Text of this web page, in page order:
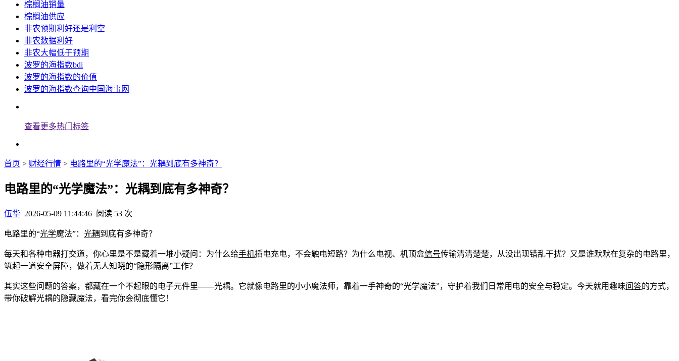
棕榈油销量
棕榈油供应
非农预期利好还是利空
非农数据利好
非农大幅低于预期
波罗的海指数bdi
波罗的海指数的价值
波罗的海指数查询中国海事网
查看更多热门标签
首页 > 财经行情 > 电路里的“光学魔法”：光耦到底有多神奇？
电路里的“光学魔法”：光耦到底有多神奇？
伍华 2026-05-09 11:44:46 阅读 53 次
电路里的“光学魔法”： 光耦到底有多神奇？
每天和各种电器打交道，你心里是不是藏着一堆小疑问：为什么给手机插电充电，不会触电短路？为什么电视、机顶盒信号传输清清楚楚，从没出现错乱干扰？又是谁默默在复杂的电路里，
筑起一道安全屏障，做着无人知晓的“隐形隔离”工作？
其实这些问题的答案，都藏在一个不起眼的电子元件里——光耦。它就像电路里的小小魔法师，靠着一手神奇的“光学魔法”，守护着我们日常用电的安全与稳定。今天就用趣味问答的方式，
带你破解光耦的隐藏魔法，看完你会彻底懂它！